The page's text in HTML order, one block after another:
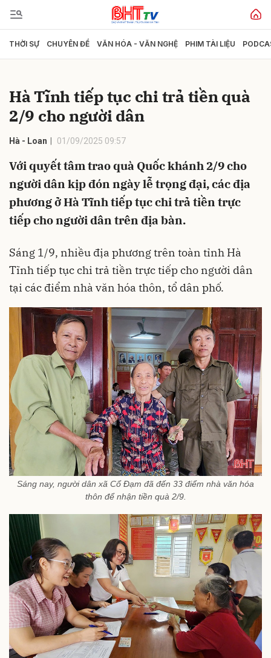
THỜI SỰ CHUYÊN ĐỀ VĂN HÓA - VĂN NGHỆ PHIM TÀI LIỆU
Hà Tĩnh tiếp tục chi trả tiền quà
2/9 cho người dân
Hà - Loan 01/09/2025 09:57
Với quyết tâm trao quà Quốc khánh 2/9 cho
người dân kịp đón ngày lễ trọng đại, các địa
phương ở Hà Tĩnh tiếp tục chi trả tiền trực
tiếp cho người dân trên địa bàn.
Sáng 1/9, nhiều địa phương trên toàn tỉnh Hà
Tĩnh tiếp tục chi trả tiền trực tiếp cho người dân
tại các điểm nhà văn hóa thôn, tổ dân phố.
Sáng nay, người dân xã Cổ Đạm đã đến 33 điểm nhà văn hóa
thôn để nhận tiền quà 2/9.
Gửi bình luận
Hủy Gửi